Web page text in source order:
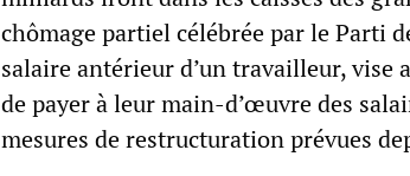
chômage partiel célébrée par le Parti
salaire antérieur d’un travailleur, vise
de payer à leur main-d’œuvre des
mesures de restructuration prévues